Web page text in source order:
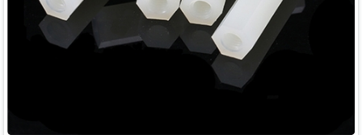
Ngày hết hạn:
Điều kiện: